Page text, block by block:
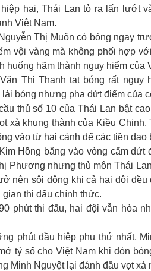
hiệp hai, Thái Lan tỏ ra lấn lướt
Việt Nam.
Thị Muôn có bóng ngay
vội vàng mà không phối hợp
huống hãm thành nguy hiểm của
Thị Thanh tạt bóng rất nguy
lái bóng nhưng pha dứt điểm của
thủ số 10 của Thái Lan bật
xà khung thành của Kiều
vào từ hai cánh để các tiền
Hồng băng vào vòng cấm
Phương nhưng thủ môn Thái
nên sôi động khi cả hai đội đều
gian thi đấu chính thức.
phút thi đấu, hai đội vẫn hòa
phút đầu hiệp phụ thứ nhất,
tỷ số cho Việt Nam khi đón
Minh Nguyệt lại đánh đầu vọt xà